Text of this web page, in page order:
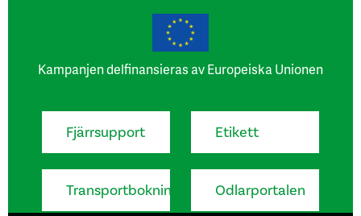
Kampanjen delfinansieras av Europeiska Unionen
Fjärrsupport Etikett
Transportbokning Odlarportalen